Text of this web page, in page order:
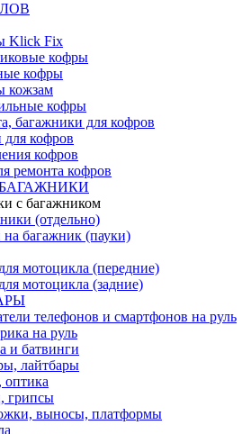
Klick Fix
кофры
кофры
кожзам
кофры
багажники для кофров
для кофров
кофров
ремонта кофров
с багажником
(отдельно)
на багажник (пауки)
мотоцикла (передние)
мотоцикла (задние)
телефонов и смартфонов на руль
на руль
и батвинги
лайтбары
грипсы
выносы, платформы